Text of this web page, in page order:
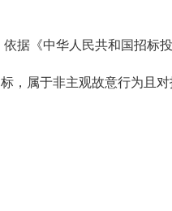
据《中华人民共和国招标
，属于非主观故意行为且
效；